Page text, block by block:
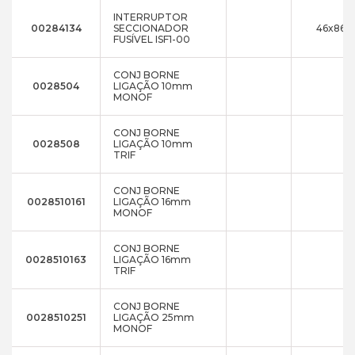
00284134
INTERRUPTOR
SECCIONADOR
FUSÍVEL ISF1-00
0028504
CONJ BORNE
LIGAÇÃO 10mm
MONOF
0028508
CONJ BORNE
LIGAÇÃO 10mm
TRIF
0028510161
CONJ BORNE
LIGAÇÃO 16mm
MONOF
0028510163
CONJ BORNE
LIGAÇÃO 16mm
TRIF
0028510251
CONJ BORNE
LIGAÇÃO 25mm
MONOF